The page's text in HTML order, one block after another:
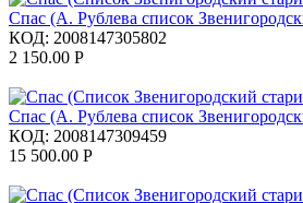
Спас (А. Рублева список
КОД: 2008147305802
2 150.00 Р
Спас (А. Рублева список
КОД: 2008147309459
15 500.00 Р